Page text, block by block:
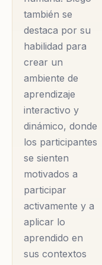
colegios lo eligen
porque su enfoque
equilibra la
tecnología con la
humanidad, evitando
la fatiga digital y
cultivando un
bienestar consciente.
Diego transforma el
desgaste en claridad,
la rutina en sentido y
la tecnología en un
aliado que potencia
lo más valioso: lo
humano. Su
también se
destaca por su
habilidad para
crear un
ambiente de
aprendizaje
interactivo y
dinámico, donde
los participantes
se sienten
motivados a
participar
activamente y a
aplicar lo
aprendido en
sus contextos